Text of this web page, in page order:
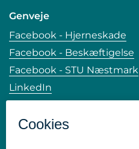
Genveje
Facebook - Hjerneskade
Facebook - Beskæftigelse
Facebook - STU Næstmark
LinkedIn
Whistleblower